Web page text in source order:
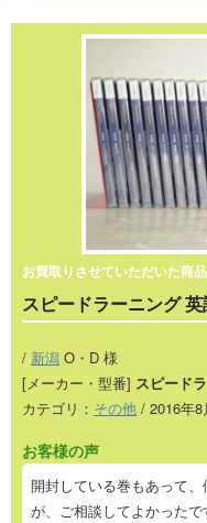
お買取りさせていただいた商品
スピードラーニング
/ 新潟 O・D 様
[メーカー・型番] スピード
カテゴリ： その他 / 2016年8
お客様の声
開封している巻もあって
が、ご相談してよかった